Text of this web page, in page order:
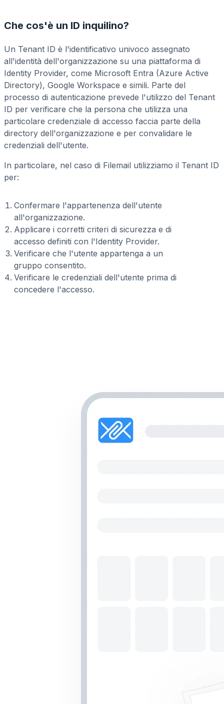
Che cos'è un ID inquilino?
Un Tenant ID è l'identificativo univoco assegnato
all'identità dell'organizzazione su una piattaforma di
Identity Provider, come Microsoft Entra (Azure Active
Directory), Google Workspace e simili. Parte del
processo di autenticazione prevede l'utilizzo del Tenant
ID per verificare che la persona che utilizza una
particolare credenziale di accesso faccia parte della
directory dell'organizzazione e per convalidare le
credenziali dell'utente.
In particolare, nel caso di Filemail utilizziamo il Tenant ID
per:
Confermare l'appartenenza dell'utente
all'organizzazione.
Applicare i corretti criteri di sicurezza e di
accesso definiti con l'Identity Provider.
Verificare che l'utente appartenga a un
gruppo consentito.
Verificare le credenziali dell'utente prima di
concedere l'accesso.